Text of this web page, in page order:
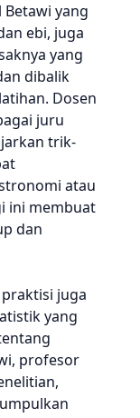
Betawi yang
ebi, juga
yang
dibalik
Dosen
juru
trik-
atau
ini membuat
dan
juga
yang
profesor